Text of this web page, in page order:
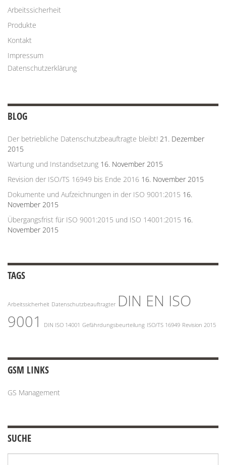
Arbeitssicherheit
Produkte
Kontakt
Impressum
Datenschutzerklärung
BLOG
Der betriebliche Datenschutzbeauftragte bleibt! 21. Dezember
2015
Wartung und Instandsetzung 16. November 2015
Revision der ISO/TS 16949 bis Ende 2016 16. November 2015
Dokumente und Aufzeichnungen in der ISO 9001:2015 16.
November 2015
Übergangsfrist für ISO 9001:2015 und ISO 14001:2015 16.
November 2015
TAGS
Arbeitssicherheit Datenschutzbeauftragter DIN EN ISO
9001
DIN ISO 14001 Gefährdungsbeurteilung ISO/TS 16949 Revision 2015
GSM LINKS
GS Management
SUCHE